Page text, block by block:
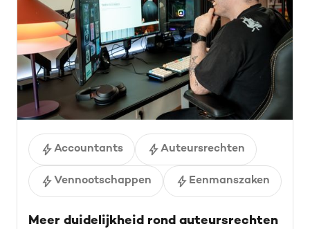
Accountants Auteursrechten
Vennootschappen Eenmanszaken
Meer duidelijkheid rond auteursrechten